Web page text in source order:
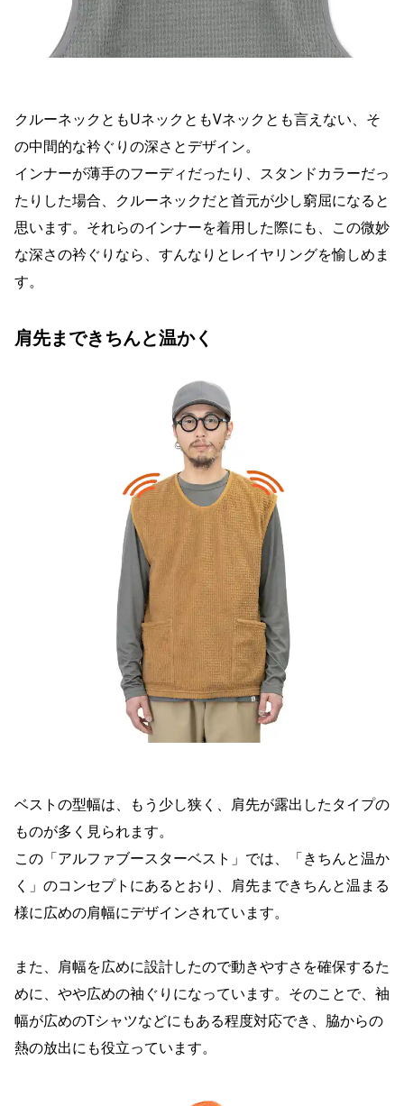
クルーネックともUネックともVネックとも言えない、そ
の中間的な衿ぐりの深さとデザイン。
インナーが薄手のフーディだったり、スタンドカラーだっ
たりした場合、クルーネックだと首元が少し窮屈になると
思います。それらのインナーを着用した際にも、この微妙
な深さの衿ぐりなら、すんなりとレイヤリングを愉しめま
す。
肩先まできちんと温かく
ベストの型幅は、もう少し狭く、肩先が露出したタイプの
ものが多く見られます。
この「アルファブースターベスト」では、「きちんと温か
く」のコンセプトにあるとおり、肩先まできちんと温まる
様に広めの肩幅にデザインされています。
また、肩幅を広めに設計したので動きやすさを確保するた
めに、やや広めの袖ぐりになっています。そのことで、袖
幅が広めのTシャツなどにもある程度対応でき、脇からの
熱の放出にも役立っています。